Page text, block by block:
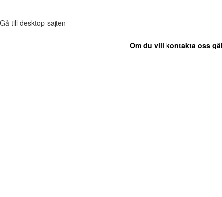
Gå till desktop-sajten
Om du vill kontakta oss